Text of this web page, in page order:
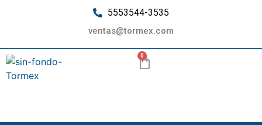
5553544-3535
ventas@tormex.com
0